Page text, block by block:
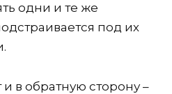
одни и те же
под их
в обратную сторону –